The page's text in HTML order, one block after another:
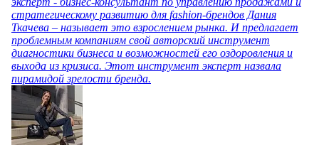
стратегическому развитию для fashion-брендов Дания
Ткачева – называет это взрослением рынка. И предлагает
проблемным компаниям свой авторский инструмент
диагностики бизнеса и возможностей его оздоровления и
выхода из кризиса. Этот инструмент эксперт назвала
пирамидой зрелости бренда.